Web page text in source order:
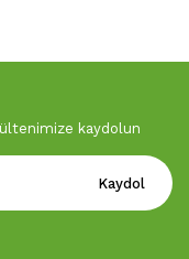
kaydolun
Kaydol